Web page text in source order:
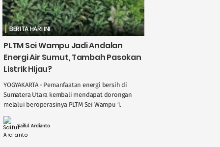
BERITA HARI INI
PLTM Sei Wampu Jadi Andalan
Energi Air Sumut, Tambah Pasokan
Listrik Hijau?
YOGYAKARTA - Pemanfaatan energi bersih di
Sumatera Utara kembali mendapat dorongan
melalui beroperasinya PLTM Sei Wampu 1.
Pembangkit Listrik Tenaga Minihidro ini berada
di Desa Kuta Gajah, Kabupaten ....
Saiful Ardianto